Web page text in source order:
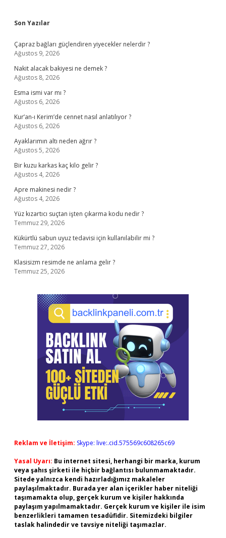
Sidebar
Son Yazılar
Çapraz bağları güçlendiren yiyecekler nelerdir ?
Ağustos 9, 2026
Nakit alacak bakiyesi ne demek ?
Ağustos 8, 2026
Esma ismi var mı ?
Ağustos 6, 2026
Kur’an-ı Kerim’de cennet nasıl anlatılıyor ?
Ağustos 6, 2026
Ayaklarımın altı neden ağrır ?
Ağustos 5, 2026
Bir kuzu karkas kaç kilo gelir ?
Ağustos 4, 2026
Apre makinesi nedir ?
Ağustos 4, 2026
Yüz kızartıcı suçtan işten çıkarma kodu nedir ?
Temmuz 29, 2026
Kükürtlü sabun uyuz tedavisi için kullanılabilir mi ?
Temmuz 27, 2026
Klasisizm resimde ne anlama gelir ?
Temmuz 25, 2026
Reklam ve İletişim: Skype: live:.cid.575569c608265c69
Yasal Uyarı: Bu internet sitesi, herhangi bir marka, kurum
veya şahıs şirketi ile hiçbir bağlantısı bulunmamaktadır.
Sitede yalnızca kendi hazırladığımız makaleler
paylaşılmaktadır. Burada yer alan içerikler haber niteliği
taşımamakta olup, gerçek kurum ve kişiler hakkında
paylaşım yapılmamaktadır. Gerçek kurum ve kişiler ile isim
benzerlikleri tamamen tesadüfidir. Sitemizdeki bilgiler
taslak halindedir ve tavsiye niteliği taşımazlar.